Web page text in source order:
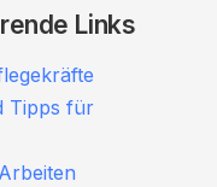
Links
Tipps für